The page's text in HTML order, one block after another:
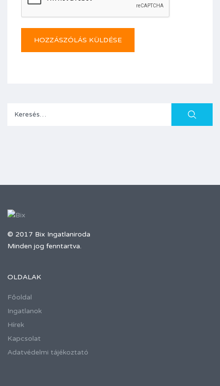
Keresés:
© 2017 Bix Ingatlaniroda
Minden jog fenntartva.
OLDALAK
Főoldal
Ingatlanok
Hírek
Kapcsolat
Adatvédelmi tájékoztató